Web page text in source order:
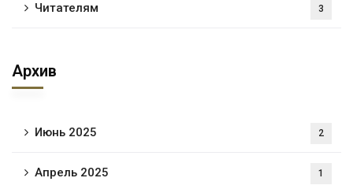
Читателям 3
Архив
Июнь 2025 2
Апрель 2025 1